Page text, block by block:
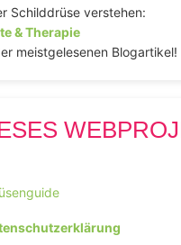
Schilddrüse verstehen:
& Therapie
meistgelesenen Blogartikel!